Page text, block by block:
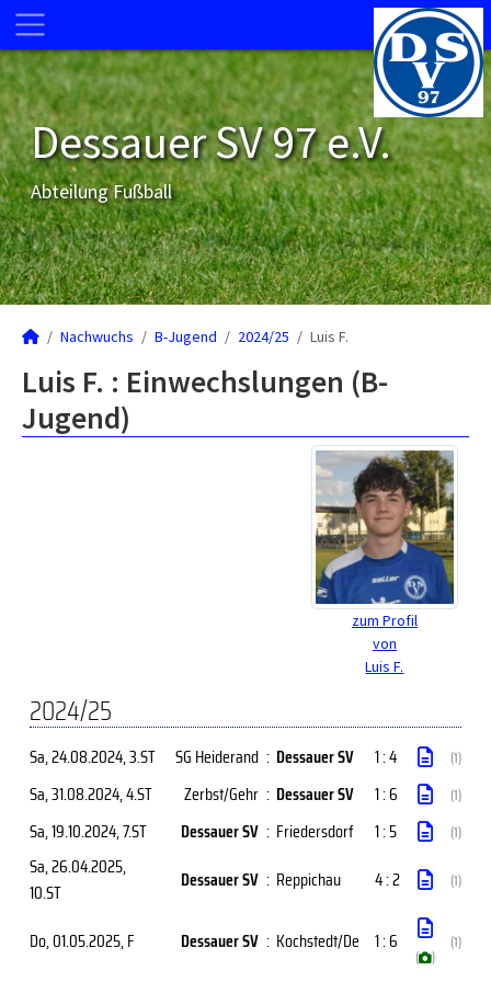
Dessauer SV 97 e.V.
Abteilung Fußball
Nachwuchs B-Jugend 2024/25 Luis F.
Luis F. : Einwechslungen (B-
Jugend)
zum Profil
von
Luis F.
2024/25
Sa, 24.08.2024, 3.ST SG Heiderand : Dessauer SV 1 : 4 (1)
Sa, 31.08.2024, 4.ST Zerbst/Gehr : Dessauer SV 1 : 6 (1)
Sa, 19.10.2024, 7.ST Dessauer SV : Friedersdorf 1 : 5 (1)
Sa, 26.04.2025,
10.ST
Dessauer SV : Reppichau 4 : 2 (1)
Do, 01.05.2025, F Dessauer SV : Kochstedt/De 1 : 6
( )
(1)